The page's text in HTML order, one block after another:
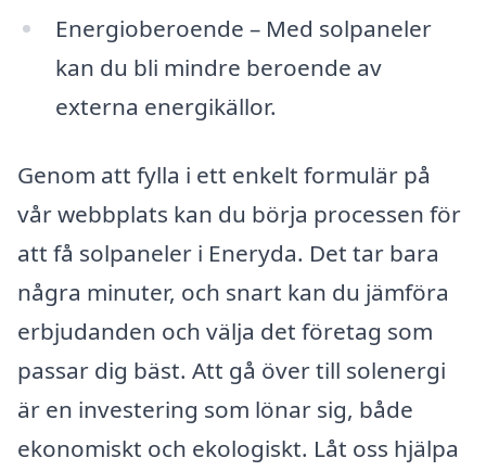
Energioberoende – Med solpaneler
kan du bli mindre beroende av
externa energikällor.
Genom att fylla i ett enkelt formulär på
vår webbplats kan du börja processen för
att få solpaneler i Eneryda. Det tar bara
några minuter, och snart kan du jämföra
erbjudanden och välja det företag som
passar dig bäst. Att gå över till solenergi
är en investering som lönar sig, både
ekonomiskt och ekologiskt. Låt oss hjälpa